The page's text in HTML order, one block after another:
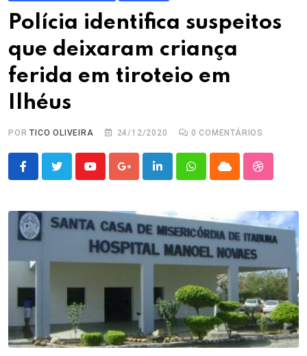
Polícia identifica suspeitos
que deixaram criança
ferida em tiroteio em
Ilhéus
PORTICO OLIVEIRA 24/12/2020 0 COMENTÁRIOS
YoutubeGoogle+LinkedInWhatsappCloud